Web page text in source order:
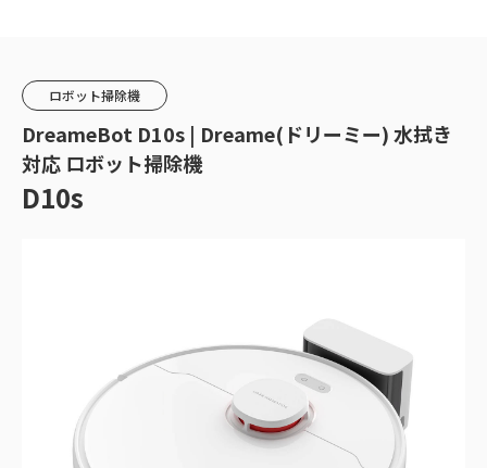
ロボット掃除機
DreameBot D10s | Dreame(ドリーミー) 水拭き
対応 ロボット掃除機
D10s